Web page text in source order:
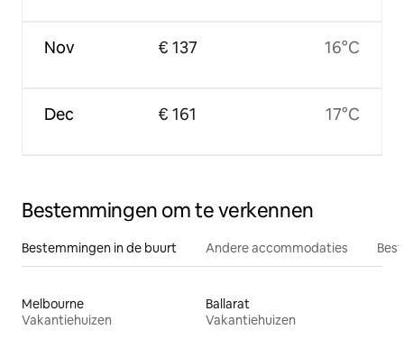
Nov
Dec
€ 137
€ 161
16°C
17°C
Bestemmingen om te verkennen
Bestemmingen in de buurt Andere accommodaties
Melbourne
Vakantiehuizen
Ballarat
Vakantiehuizen